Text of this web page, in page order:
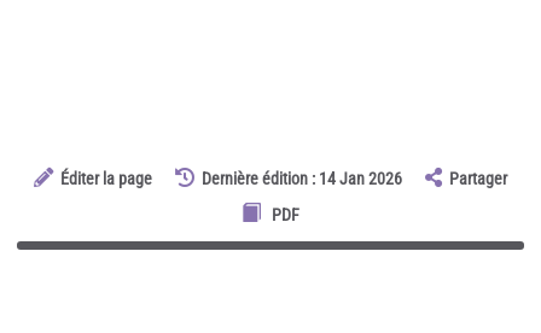
Éditer la page Dernière édition : 14 Jan 2026
Partager
PDF